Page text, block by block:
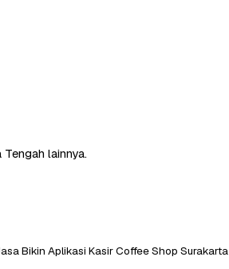
lainnya.
Bikin Aplikasi Kasir Coffee Shop Surakarta